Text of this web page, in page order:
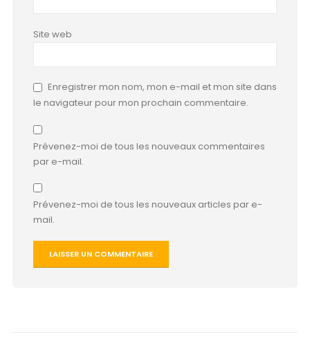
Site web
Enregistrer mon nom, mon e-mail et mon site dans
le navigateur pour mon prochain commentaire.
Prévenez-moi de tous les nouveaux commentaires
par e-mail.
Prévenez-moi de tous les nouveaux articles par e-
mail.